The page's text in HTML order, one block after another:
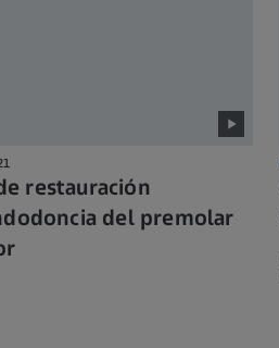
restauración
del premolar